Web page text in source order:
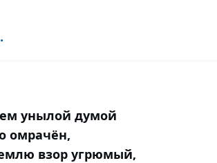
унылой думой
омрачён,
взор угрюмый,